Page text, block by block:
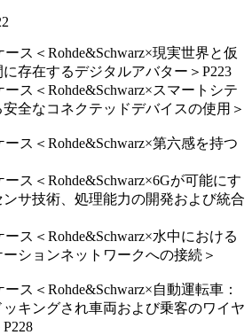
ス＜Rohde&Schwarz×現実世界と仮
存在するデジタルアバター＞P223
ス＜Rohde&Schwarz×スマートシテ
全なコネクテッドデバイスの使用＞
ス＜Rohde&Schwarz×第六感を持つ
ス＜Rohde&Schwarz×6Gが可能にす
サ技術、処理能力の開発および統合
ス＜Rohde&Schwarz×水中における
ションネットワークへの接続＞
ス＜Rohde&Schwarz×自動運転車：
キングされ車両および乗客のワイヤ